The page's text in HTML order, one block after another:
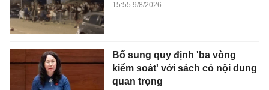
15:55 9/8/2026
Bổ sung quy định 'ba vòng
kiểm soát' với sách có nội dung
quan trọng